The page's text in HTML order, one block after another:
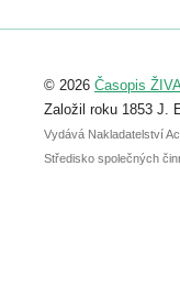
Registrovat se
abstraktu
posteru je už 30.
© 2026 Časopis ŽIVA
Založil roku 1853 J.
Vydává Nakladatelství
Středisko společných